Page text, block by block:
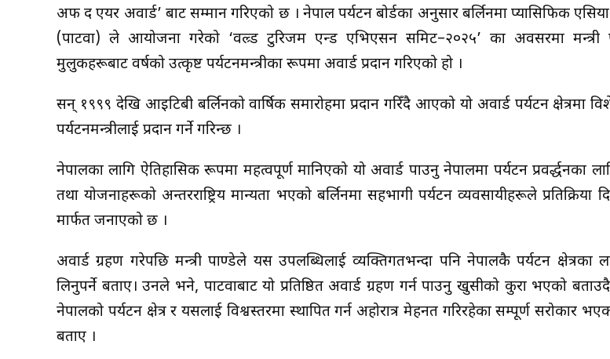
अफ द एयर अवार्ड’ बाट सम्मान गरिएको छ । नेपाल पर्यटन बोर्डका अनुसार बर्लिनमा प्यासिफिक
(पाटवा) ले आयोजना गरेको ‘वल्र्ड टुरिजम एन्ड एभिएसन समिट–२०२५’ का अवसरमा मन्त्री
मुलुकहरूबाट वर्षको उत्कृष्ट पर्यटनमन्त्रीका रूपमा अवार्ड प्रदान गरिएको हो ।
सन् १९९९ देखि आइटिबी बर्लिनको वार्षिक समारोहमा प्रदान गरिँदै आएको यो अवार्ड पर्यटन क्षेत्रमा
पर्यटनमन्त्रीलाई प्रदान गर्ने गरिन्छ ।
नेपालका लागि ऐतिहासिक रूपमा महत्वपूर्ण मानिएको यो अवार्ड पाउनु नेपालमा पर्यटन प्रवर्द्धनका
तथा योजनाहरूको अन्तरराष्ट्रिय मान्यता भएको बर्लिनमा सहभागी पर्यटन व्यवसायीहरूले प्रतिक्रिया
मार्फत जनाएको छ ।
अवार्ड ग्रहण गरेपछि मन्त्री पाण्डेले यस उपलब्धिलाई व्यक्तिगतभन्दा पनि नेपालकै पर्यटन क्षेत्रका
लिनुपर्ने बताए। उनले भने, पाटवाबाट यो प्रतिष्ठित अवार्ड ग्रहण गर्न पाउनु खुसीको कुरा भएको बताउदै
नेपालको पर्यटन क्षेत्र र यसलाई विश्वस्तरमा स्थापित गर्न अहोरात्र मेहनत गरिरहेका सम्पूर्ण सरोकार
बताए ।